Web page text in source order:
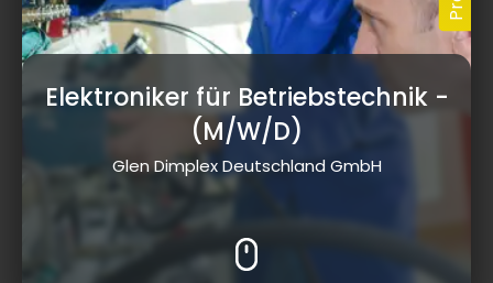
Elektroniker für Betriebstechnik-
(M/W/D)
Glen Dimplex Deutschland GmbH